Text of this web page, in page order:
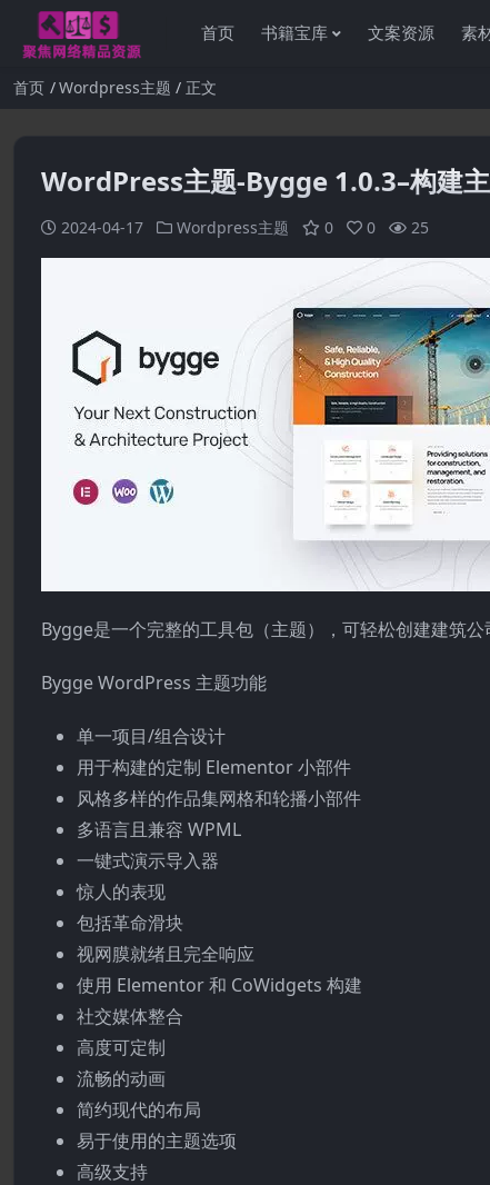
首页 书籍宝库 文案资源 素
首页 Wordpress主题 正文
WordPress主题-Bygge 1.0.3–构建
2024-04-17 Wordpress主题 0 0 25
Bygge是一个完整的工具包（主题），可轻松创建建筑公
Bygge WordPress 主题功能
单一项目/组合设计
用于构建的定制 Elementor 小部件
风格多样的作品集网格和轮播小部件
多语言且兼容 WPML
一键式演示导入器
惊人的表现
包括革命滑块
视网膜就绪且完全响应
使用 Elementor 和 CoWidgets 构建
社交媒体整合
高度可定制
流畅的动画
简约现代的布局
易于使用的主题选项
高级支持